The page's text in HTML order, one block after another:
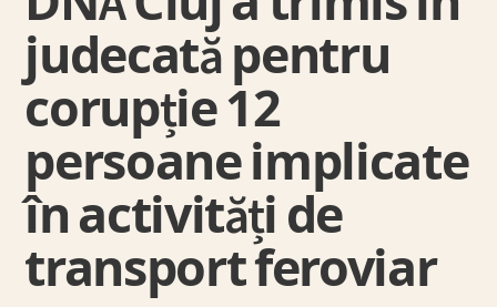
judecată pentru
corupție 12
persoane implicate
în activități de
transport feroviar